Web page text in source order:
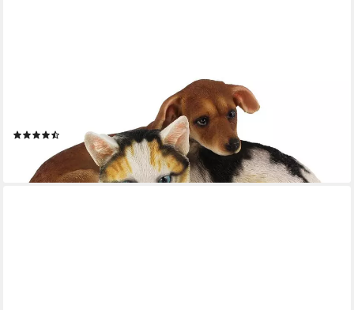
Gartenfigur Hund und Katze Dekofigur 34 cm, wie echt
lieferbar - in 2-3 Werktagen bei dir